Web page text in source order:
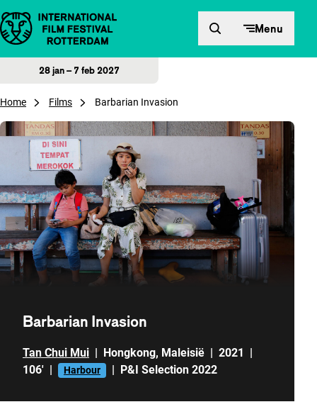
Direct naar inhoud Menu
28 jan – 7 feb 2027
Home Films Barbarian Invasion
Barbarian Invasion
Tan Chui Mui | Hongkong, Maleisië | 2021 |
106' | Harbour | P&I Selection 2022